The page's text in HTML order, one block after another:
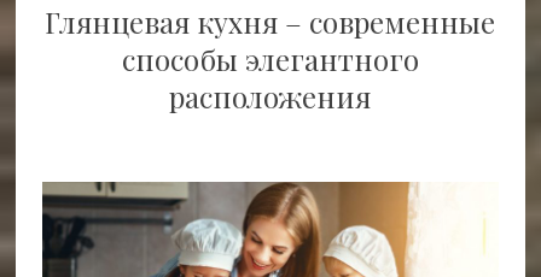
Глянцевая кухня – современные
способы элегантного
расположения